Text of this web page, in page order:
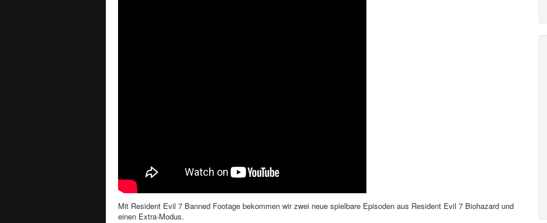
Mit Resident Evil 7 Banned Footage bekommen wir zwei neue spielbare Episoden aus Resident Evil 7 Biohazard und
einen Extra-Modus.